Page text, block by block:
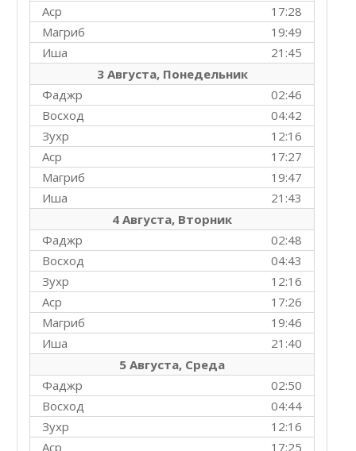
17:28
Аср
19:49
Магриб
21:45
Иша
3 Августа, Понедельник
02:46
Фаджр
04:42
Восход
12:16
Зухр
17:27
Аср
19:47
Магриб
21:43
Иша
4 Августа, Вторник
02:48
Фаджр
04:43
Восход
12:16
Зухр
17:26
Аср
19:46
Магриб
21:40
Иша
5 Августа, Среда
02:50
Фаджр
04:44
Восход
12:16
Зухр
17:25
Аср